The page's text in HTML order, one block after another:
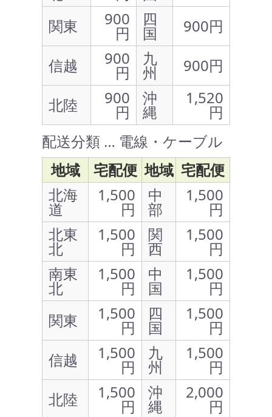
関東
900
円
四
国
900円
信越
900
円
九
州
900円
北陸
900
円
沖
縄
1,520
円
配送分類 … 電線・ケーブル
地域
宅配便 地域 宅配便
北海
道
1,500
円
中
部
1,500
円
北東
北
1,500
円
関
西
1,500
円
南東
北
1,500
円
中
国
1,500
円
関東
1,500
円
四
国
1,500
円
信越
1,500
円
九
州
1,500
円
北陸
1,500
円
沖
縄
2,000
円